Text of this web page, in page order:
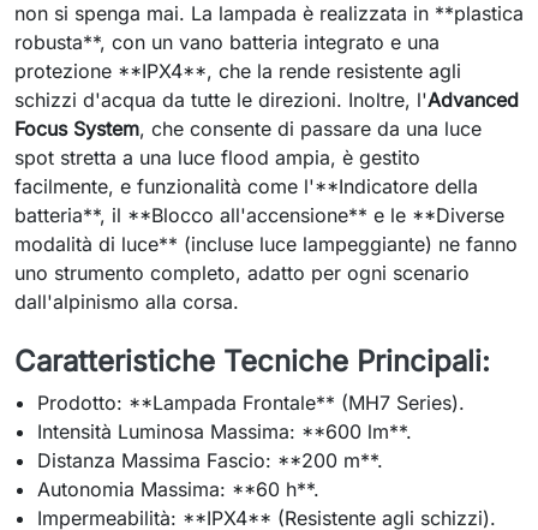
non si spenga mai. La lampada è realizzata in **plastica
robusta**, con un vano batteria integrato e una
protezione **IPX4**, che la rende resistente agli
schizzi d'acqua da tutte le direzioni. Inoltre, l'Advanced
Focus System, che consente di passare da una luce
spot stretta a una luce flood ampia, è gestito
facilmente, e funzionalità come l'**Indicatore della
batteria**, il **Blocco all'accensione** e le **Diverse
modalità di luce** (incluse luce lampeggiante) ne fanno
uno strumento completo, adatto per ogni scenario
dall'alpinismo alla corsa.
Caratteristiche Tecniche Principali:
Prodotto: **Lampada Frontale** (MH7 Series).
Intensità Luminosa Massima: **600 lm**.
Distanza Massima Fascio: **200 m**.
Autonomia Massima: **60 h**.
Impermeabilità: **IPX4** (Resistente agli schizzi).